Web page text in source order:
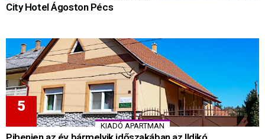
City Hotel Ágoston Pécs
KIADÓ APARTMAN